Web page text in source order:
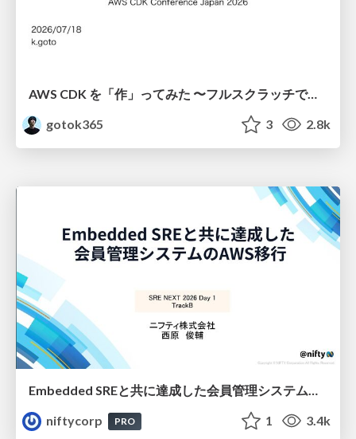
AWS CDK を「作」ってみた 〜フルスクラッチで見えた CDK の裏側〜 / aws-cdk-from-scratch
gotok365
3 2.8k
Embedded SREと共に達成した会員管理システムのAWS移行 - SRE NEXT 2026 ランチスポンサーセッション
niftycorp
PRO 1 3.4k